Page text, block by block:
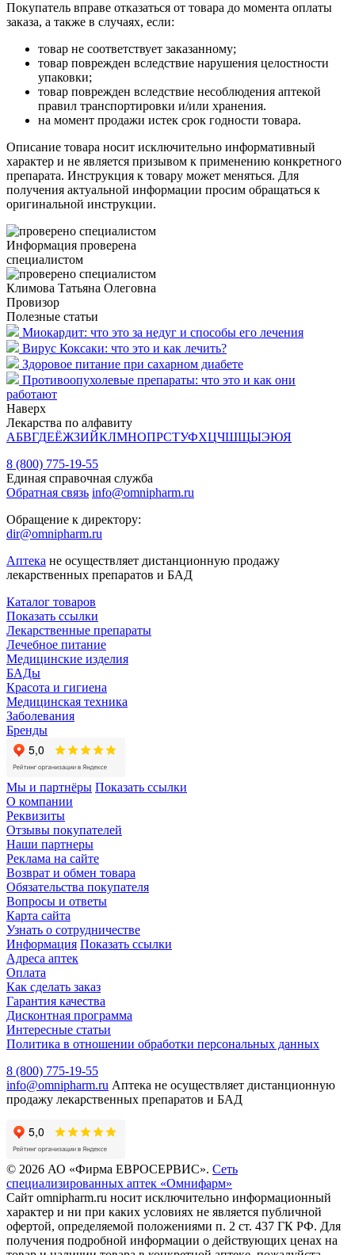
Покупатель вправе отказаться от товара до момента оплаты
заказа, а также в случаях, если:
товар не соответствует заказанному;
товар поврежден вследствие нарушения целостности
упаковки;
товар поврежден вследствие несоблюдения аптекой
правил транспортировки и/или хранения.
на момент продажи истек срок годности товара.
Описание товара носит исключительно информативный
характер и не является призывом к применению конкретного
препарата. Инструкция к товару может меняться. Для
получения актуальной информации просим обращаться к
оригинальной инструкции.
Информация проверена
специалистом
Климова Татьяна Олеговна
Провизор
Полезные статьи
Миокардит: что это за недуг и способы его лечения
Вирус Коксаки: что это и как лечить?
Здоровое питание при сахарном диабете
Противоопухолевые препараты: что это и как они
работают
Наверх
Лекарства по алфавиту
АБВГДЕЁЖЗИЙКЛМНОПРСТУФХЦЧШЩЫЭЮЯ
8 (800) 775-19-55
Единая справочная служба
Обратная связь info@omnipharm.ru
Обращение к директору:
dir@omnipharm.ru
Аптека не осуществляет дистанционную продажу
лекарственных препаратов и БАД
Каталог товаров
Показать ссылки
Лекарственные препараты
Лечебное питание
Медицинские изделия
БАДы
Красота и гигиена
Медицинская техника
Заболевания
Бренды
Мы и партнёры Показать ссылки
О компании
Реквизиты
Отзывы покупателей
Наши партнеры
Реклама на сайте
Возврат и обмен товара
Обязательства покупателя
Вопросы и ответы
Карта сайта
Узнать о сотрудничестве
Информация Показать ссылки
Адреса аптек
Оплата
Как сделать заказ
Гарантия качества
Дисконтная программа
Интересные статьи
Политика в отношении обработки персональных данных
8 (800) 775-19-55
info@omnipharm.ru Аптека не осуществляет дистанционную
продажу лекарственных препаратов и БАД
© 2026 АО «Фирма ЕВРОСЕРВИС». Сеть
специализированных аптек «Омнифарм»
Сайт omnipharm.ru носит исключительно информационный
характер и ни при каких условиях не является публичной
офертой, определяемой положениями п. 2 ст. 437 ГК РФ. Для
получения подробной информации о действующих ценах на